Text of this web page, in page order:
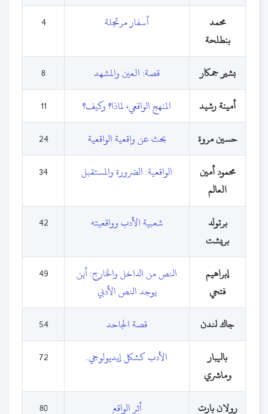
محمد
بنطلحة
أسفار مرتجلة 4
بشير جمكار قصة: العين والمشهد
8
أمينة رشيد
المنهج الواقعي، لماذا؟ وكيف؟
11
حسين مروة
بحث عن واقعية الواقعية
24
محمود أمين
العالم
الواقعية: الضرورة والمستقبل 34
برتولد
بريشت
شعبية الأدب وواقعيته 42
إبراهيم
فتحي
النص من الداخل والخارج: أين
يوجد النص الأدبي
49
جاك لندن قصة الجاحد
54
باليبار
وماشري
الأدب كشكل إيديولوجي. 72
رولان بارت أثر الواقع
80